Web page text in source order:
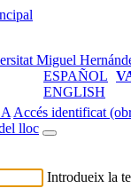
ESPAÑOL
ENGLISH
Accés identificat
lloc
Introdueix la